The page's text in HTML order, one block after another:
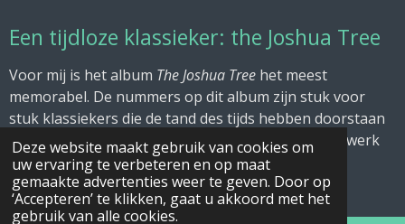
Deze website maakt gebruik van cookies om
uw ervaring te verbeteren en op maat
gemaakte advertenties weer te geven. Door op
‘Accepteren’ te klikken, gaat u akkoord met het
gebruik van alle cookies.
Een tijdloze klassieker: the Joshua Tree
Voor mij is het album The Joshua Tree het meest
memorabel. De nummers op dit album zijn stuk voor
stuk klassiekers die de tand des tijds hebben doorstaan
en nog steeds diep resoneren. Het is een meesterwerk
dat je simpelweg gehoord moet hebben.